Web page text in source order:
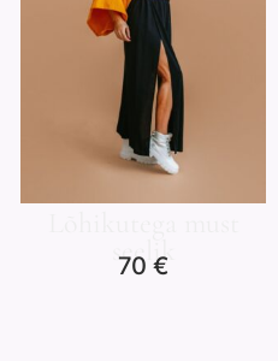
seelik
70 €